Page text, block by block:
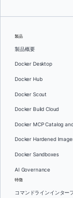
製品
製品概要
Docker Desktop
Docker Hub
Docker Scout
Docker Build Cloud
Docker MCP Catalog
Docker Hardened
Docker Sandboxes
AI Governance
特徴
コマンドラインインター